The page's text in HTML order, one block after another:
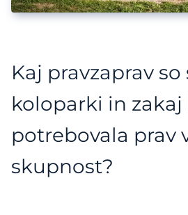
Kaj pravzaprav
koloparki in zakaj
potrebovala prav
skupnost?